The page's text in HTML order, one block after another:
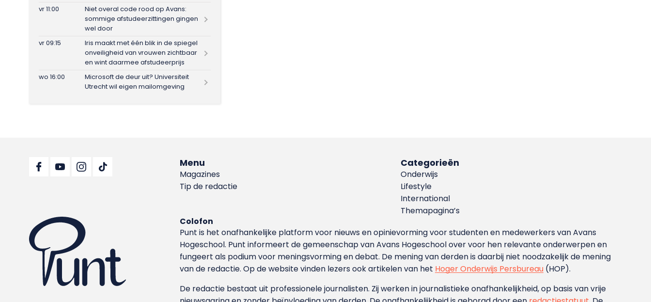
vr 11:00
Niet overal code rood op Avans:
sommige afstudeerzittingen gingen
wel door
vr 09:15
Iris maakt met één blik in de spiegel
onveiligheid van vrouwen zichtbaar
en wint daarmee afstudeerprijs
wo 16:00
Microsoft de deur uit? Universiteit
Utrecht wil eigen mailomgeving
Menu
Magazines
Tip de redactie
Categorieën
Onderwijs
Lifestyle
International
Themapagina’s
Colofon
Punt is het onafhankelijke platform voor nieuws en opinievorming voor studenten en medewerkers van Avans
Hoge­school. Punt informeert de gemeenschap van Avans Hogeschool over voor hen relevante onderwerpen en
fungeert als podium voor meningsvorming en debat. De mening van derden is daarbij niet noodzakelijk de mening
van de redactie. Op de website vinden lezers ook artikelen van het Hoger Onderwijs Persbureau (HOP).
De redactie bestaat uit professionele journalisten. Zij werken in journalistieke onafhankelijkheid, op basis van vrije